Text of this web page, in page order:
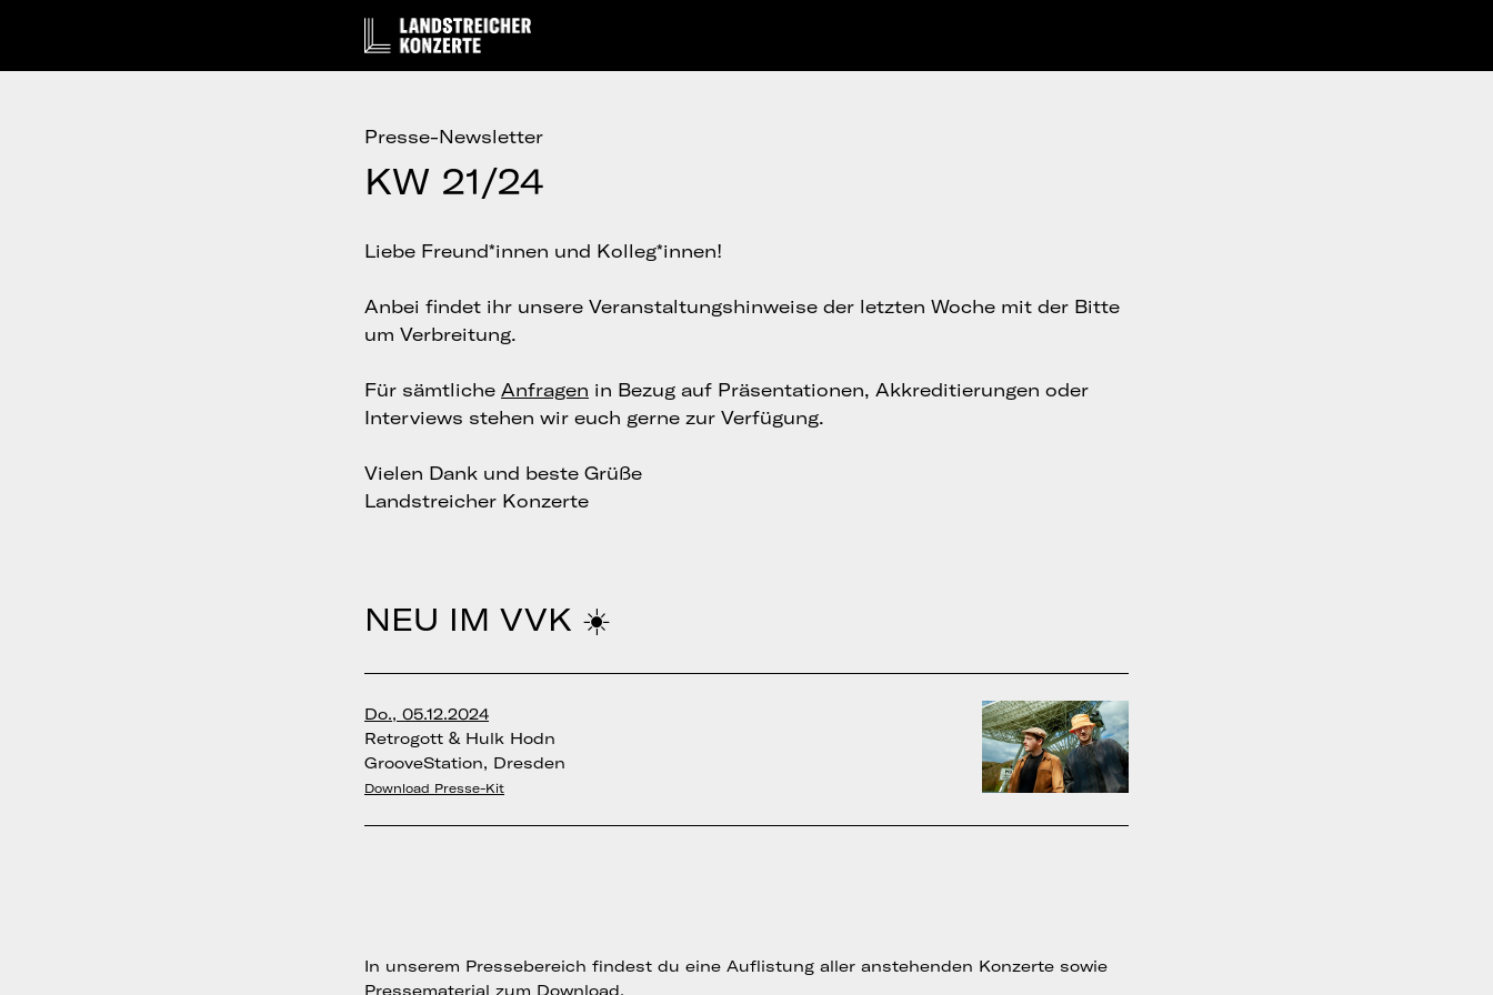
Presse-Newsletter
KW 21/24
Liebe Freund*innen und Kolleg*innen!
Anbei findet ihr unsere Veranstaltungshinweise der letzten Woche mit der Bitte
um Verbreitung.
Für sämtliche Anfragen in Bezug auf Präsentationen, Akkreditierungen oder
Interviews stehen wir euch gerne zur Verfügung.
Vielen Dank und beste Grüße
Landstreicher Konzerte
NEU IM VVK ☀️
Do., 05.12.2024
Retrogott & Hulk Hodn
GrooveStation, Dresden
Download Presse-Kit
In unserem Pressebereich findest du eine Auflistung aller anstehenden Konzerte sowie
Pressematerial zum Download.